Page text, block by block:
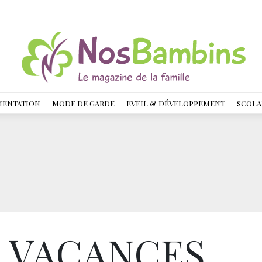
MODE DE GARDE EVEIL & DÉVELOPPEMENT